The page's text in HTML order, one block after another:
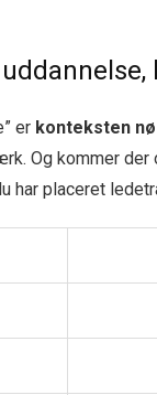
er konteksten
Og kommer
har placeret